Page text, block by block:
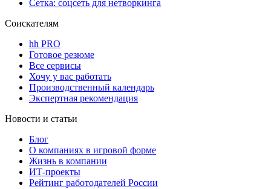
Сетка: соцсеть для нетворкинга
Соискателям
hh PRO
Готовое резюме
Все сервисы
Хочу у вас работать
Производственный календарь
Экспертная рекомендация
Новости и статьи
Блог
О компаниях в игровой форме
Жизнь в компании
ИТ-проекты
Рейтинг работодателей России